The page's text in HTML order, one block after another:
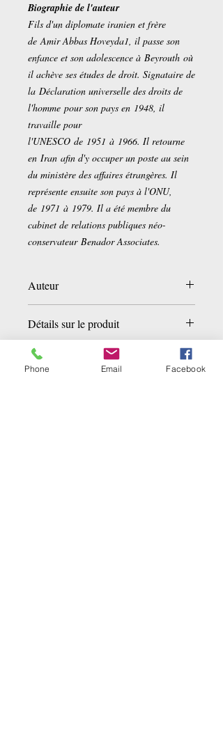
Biographie de l'auteur
Fils d'un diplomate iranien et frère
de Amir Abbas Hoveyda1, il passe son
enfance et son adolescence à Beyrouth où
il achève ses études de droit. Signataire de
la Déclaration universelle des droits de
l'homme pour son pays en 1948, il
travaille pour
l'UNESCO de 1951 à 1966. Il retourne
en Iran afin d'y occuper un poste au sein
du ministère des affaires étrangères. Il
représente ensuite son pays à l'ONU,
de 1971 à 1979. Il a été membre du
cabinet de relations publiques néo-
conservateur Benador Associates.
Auteur
Détails sur le produit
Poche:
Editeur : Gallimard (26 septembre 1973)
Phone Email Facebook